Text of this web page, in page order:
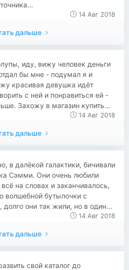
14 Авг 2018
дальше
иду, вижу человек деньги
бы мне - подумал я и
красивая девушка идёт
с ней и понравиться ей -
Захожу в магазин купить...
14 Авг 2018
дальше
в далёкой галактики, бичивали
Сэмми. Они очень любили
на словах и заканчивалось,
волшебной бутылочки с
долго они так жили, но в один...
14 Авг 2018
дальше
свой каталог до